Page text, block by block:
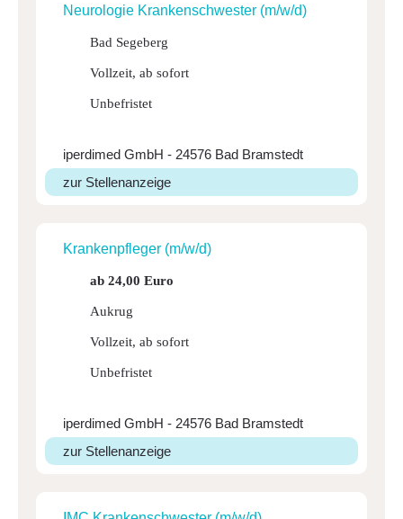
Neuro­logie Kran­ken­schwester (m/w/d)
Bad Segeberg
Vollzeit, ab sofort
Unbefristet
iperdimed GmbH - 24576 Bad Bramstedt
zur Stellenanzeige
Kran­ken­pfleger (m/w/d)
ab 24,00 Euro
Aukrug
Vollzeit, ab sofort
Unbefristet
iperdimed GmbH - 24576 Bad Bramstedt
zur Stellenanzeige